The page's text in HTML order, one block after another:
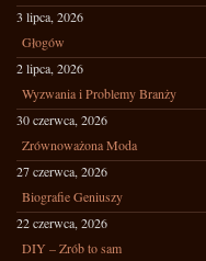
3 lipca, 2026
Głogów
2 lipca, 2026
Wyzwania i Problemy Branży
30 czerwca, 2026
Zrównoważona Moda
27 czerwca, 2026
Biografie Geniuszy
22 czerwca, 2026
DIY – Zrób to sam